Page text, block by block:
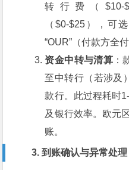
转行费（
（$0-$25），可
“OUR”（付款方全
资金中转与清算：
至中转行（若涉及
款行。此过程耗时
及银行效率。欧元
账。
3. 到账确认与异常处理